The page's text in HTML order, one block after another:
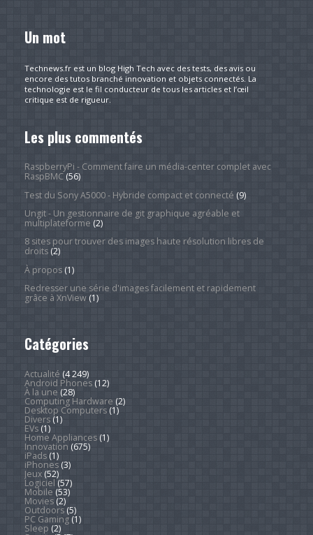
Un mot
Technews.fr est un blog High Tech avec des tests, des avis ou
encore des tutos branché innovation et objets connectés. La
technologie est le fil conducteur de tous les articles et l’œil
critique est de rigueur.
Les plus commentés
RaspberryPi - Comment faire un média-center complet avec
RaspBMC(56)
Test du Sony A5000 - Hybride compact et connecté (9)
Ungit - Un gestionnaire de git graphique agréable et
multiplateforme (2)
8 sites pour trouver des images haute résolution libres de
droits(2)
À propos(1)
Redresser une série d'images facilement et rapidement
grâce à XnView(1)
Catégories
Actualité (4 249)
Android Phones(12)
À la une (28)
Computing Hardware (2)
Desktop Computers(1)
Divers(1)
EVs(1)
Home Appliances(1)
Innovation (675)
iPads(1)
iPhones(3)
Jeux(52)
Logiciel (57)
Mobile (53)
Movies(2)
Outdoors(5)
PC Gaming(1)
Sleep (2)